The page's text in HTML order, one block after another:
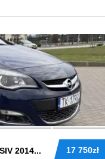
17 750zł
2014...